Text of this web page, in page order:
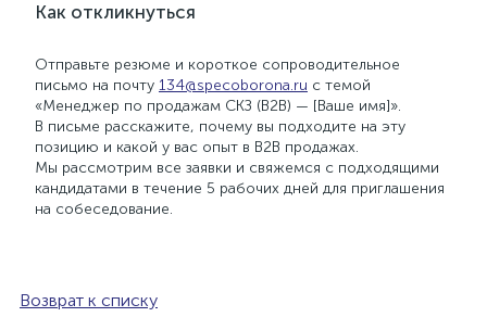
Как откликнуться
Отправьте резюме и короткое сопроводительное
письмо на почту 134@specoborona.ru с темой
«Менеджер по продажам СКЗ (B2B) — [Ваше имя]».
В письме расскажите, почему вы подходите на эту
позицию и какой у вас опыт в B2B продажах.
Мы рассмотрим все заявки и свяжемся с подходящими
кандидатами в течение 5 рабочих дней для приглашения
на собеседование.
Возврат к списку